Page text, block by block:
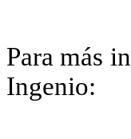
Para más
Ingenio: